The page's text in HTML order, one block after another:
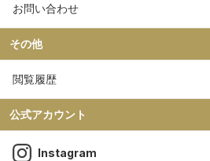
お問い合わせ
その他
閲覧履歴
公式アカウント
Instagram